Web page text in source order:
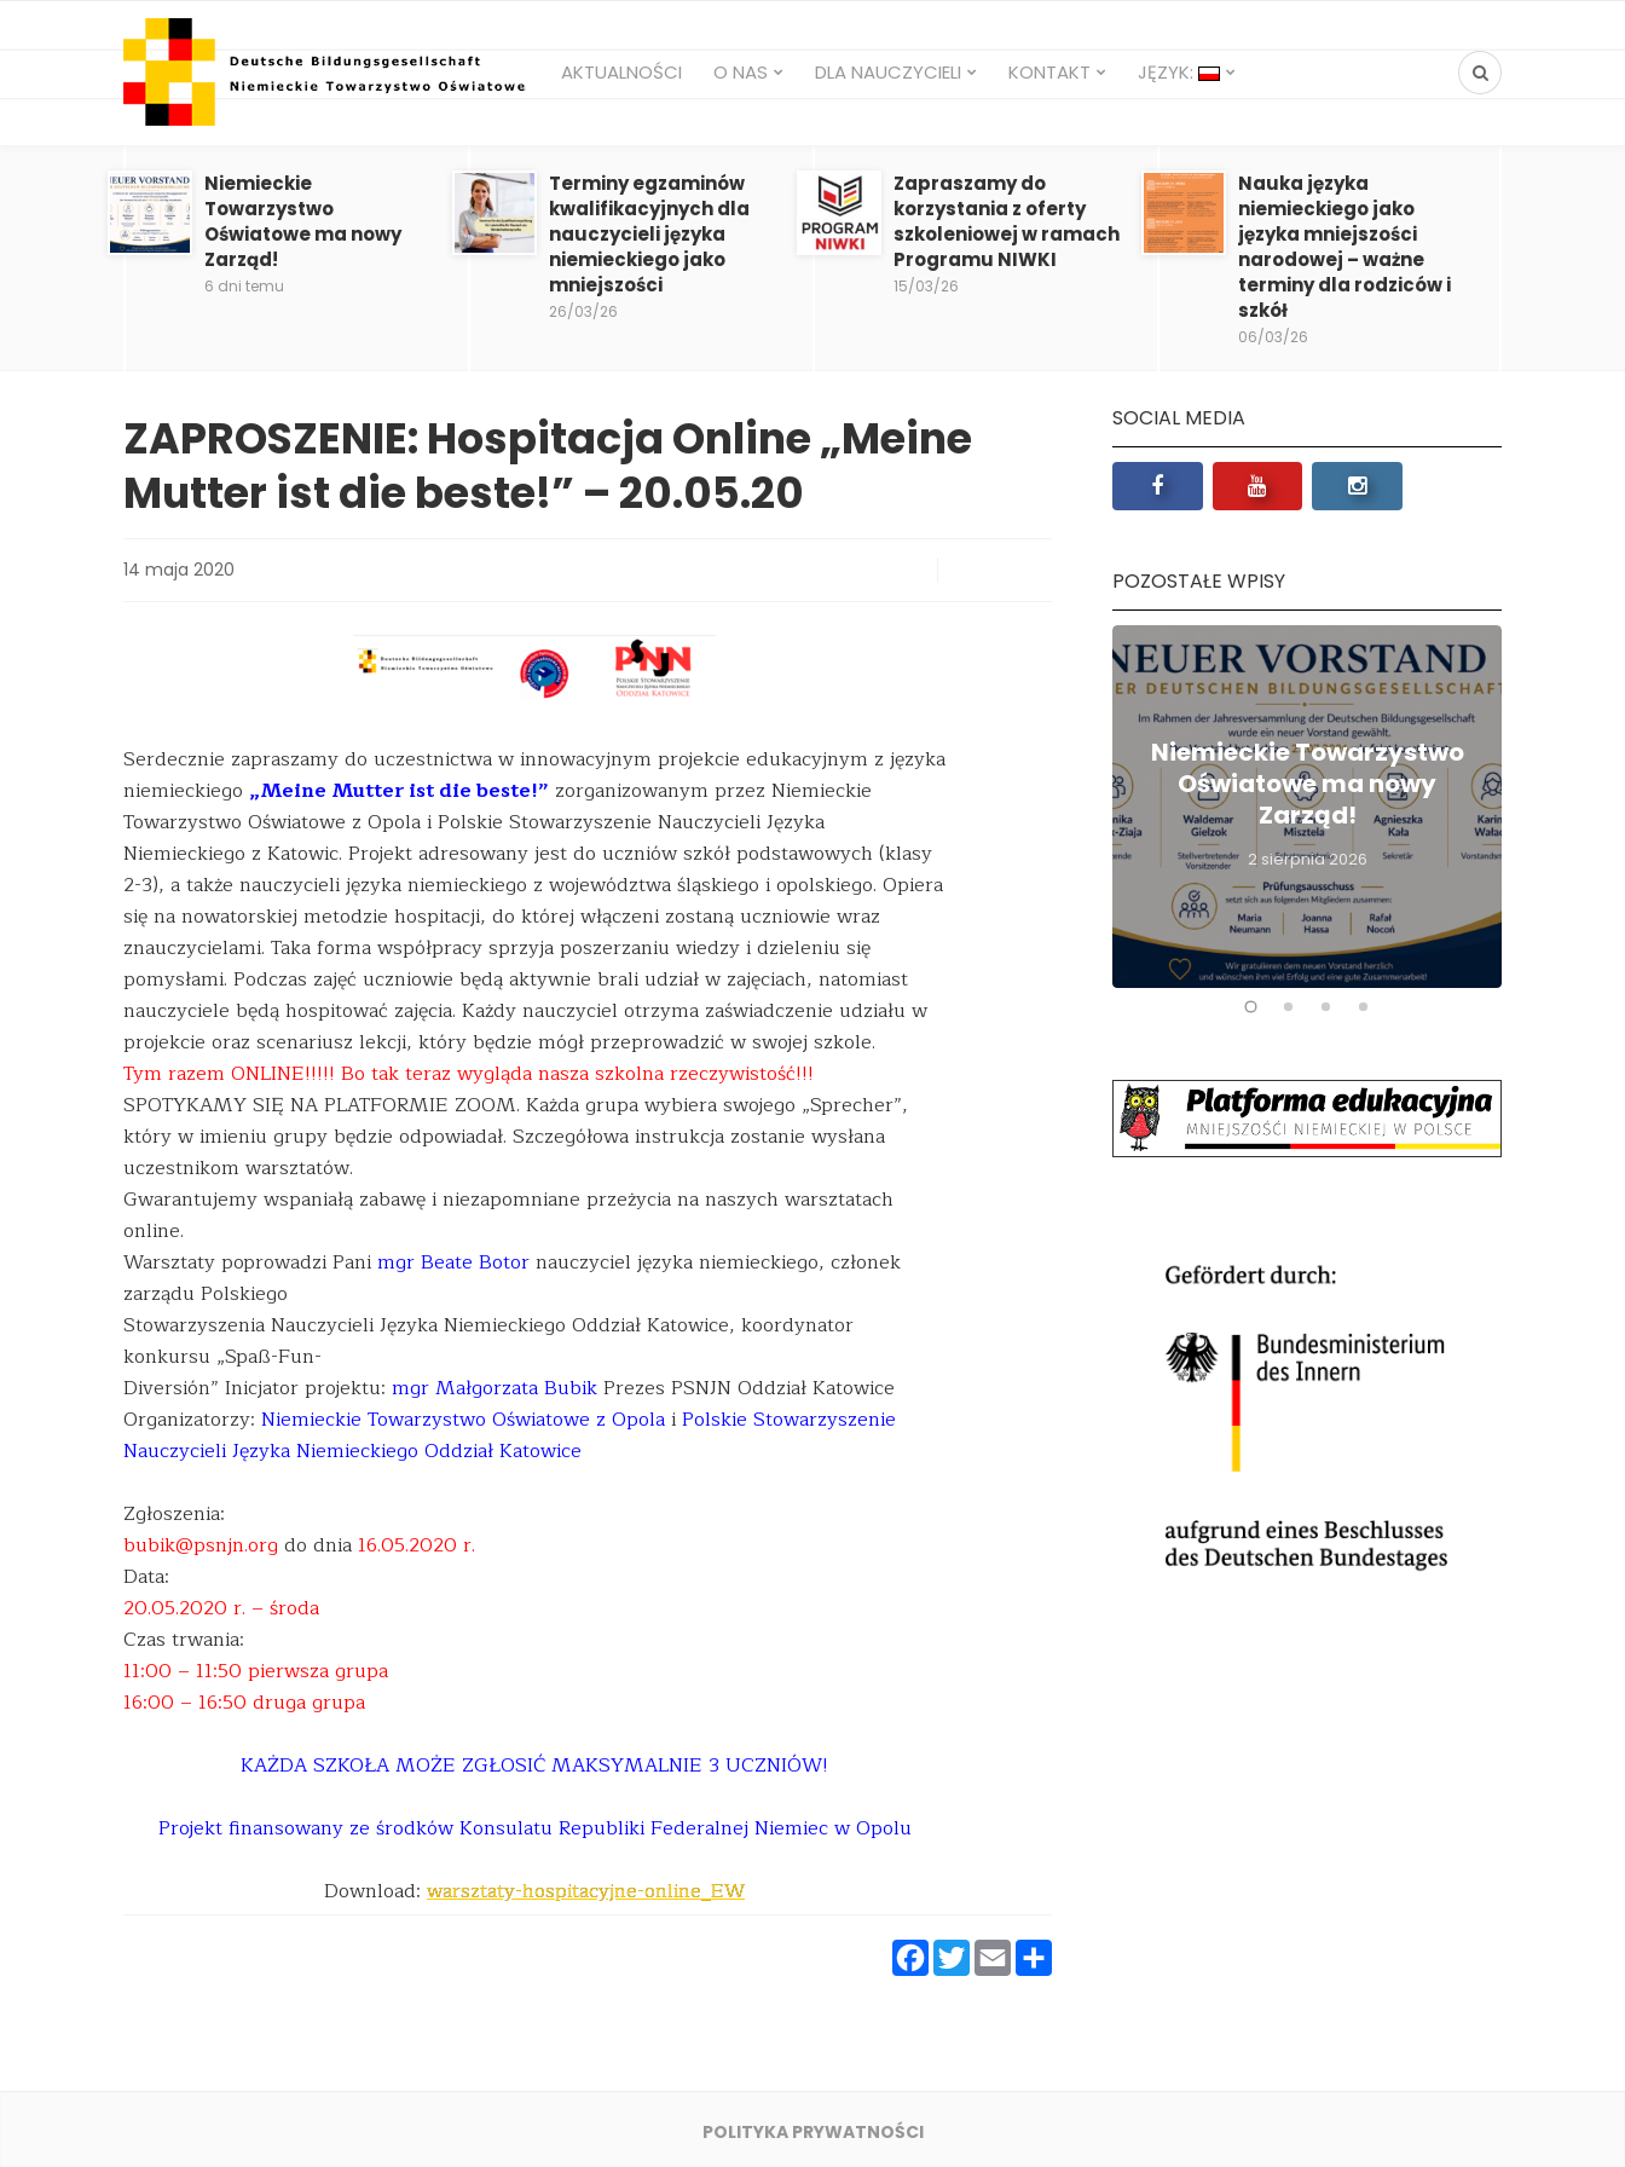
AKTUALNOŚCI O NAS DLA NAUCZYCIELI KONTAKT JĘZYK:
Niemieckie
Towarzystwo
Oświatowe ma nowy
Zarząd!
6 dni temu
Terminy egzaminów
kwalifikacyjnych dla
nauczycieli języka
niemieckiego jako
mniejszości
26/03/26
Zapraszamy do
korzystania z oferty
szkoleniowej w ramach
Programu NIWKI
15/03/26
Nauka języka
niemieckiego jako
języka mniejszości
narodowej – ważne
terminy dla rodziców i
szkół
06/03/26
ZAPROSZENIE: Hospitacja Online „Meine
Mutter ist die beste!” – 20.05.20
14 maja 2020
Serdecznie zapraszamy do uczestnictwa w innowacyjnym projekcie edukacyjnym z języka
niemieckiego „Meine Mutter ist die beste!” zorganizowanym przez Niemieckie
Towarzystwo Oświatowe z Opola i Polskie Stowarzyszenie Nauczycieli Języka
Niemieckiego z Katowic. Projekt adresowany jest do uczniów szkół podstawowych (klasy
2-3), a także nauczycieli języka niemieckiego z województwa śląskiego i opolskiego. Opiera
się na nowatorskiej metodzie hospitacji, do której włączeni zostaną uczniowie wraz
znauczycielami. Taka forma współpracy sprzyja poszerzaniu wiedzy i dzieleniu się
pomysłami. Podczas zajęć uczniowie będą aktywnie brali udział w zajęciach, natomiast
nauczyciele będą hospitować zajęcia. Każdy nauczyciel otrzyma zaświadczenie udziału w
projekcie oraz scenariusz lekcji, który będzie mógł przeprowadzić w swojej szkole.
Tym razem ONLINE!!!!! Bo tak teraz wygląda nasza szkolna rzeczywistość!!!
SPOTYKAMY SIĘ NA PLATFORMIE ZOOM. Każda grupa wybiera swojego „Sprecher”,
który w imieniu grupy będzie odpowiadał. Szczegółowa instrukcja zostanie wysłana
uczestnikom warsztatów.
Gwarantujemy wspaniałą zabawę i niezapomniane przeżycia na naszych warsztatach
online.
Warsztaty poprowadzi Panimgr Beate Botornauczyciel języka niemieckiego, członek
zarządu Polskiego
Stowarzyszenia Nauczycieli Języka Niemieckiego Oddział Katowice, koordynator
konkursu „Spaß-Fun-
Diversión” Inicjator projektu: mgr Małgorzata BubikPrezes PSNJN Oddział Katowice
Organizatorzy: Niemieckie Towarzystwo Oświatowe z OpolaiPolskie Stowarzyszenie
Nauczycieli Języka Niemieckiego Oddział Katowice
Zgłoszenia:
bubik@psnjn.org do dnia 16.05.2020 r.
Data:
20.05.2020 r. – środa
Czas trwania:
11:00 – 11:50 pierwsza grupa
16:00 – 16:50 druga grupa
KAŻDA SZKOŁA MOŻE ZGŁOSIĆ MAKSYMALNIE 3 UCZNIÓW!
Projekt finansowany ze środków Konsulatu Republiki Federalnej Niemiec w Opolu
Download: warsztaty-hospitacyjne-online_EW
Facebook
Twitter
Email
SOCIAL MEDIA
POZOSTAŁE WPISY
Niemieckie Towarzystwo
Oświatowe ma nowy
Zarząd!
2 sierpnia 2026
POLITYKA PRYWATNOŚCI